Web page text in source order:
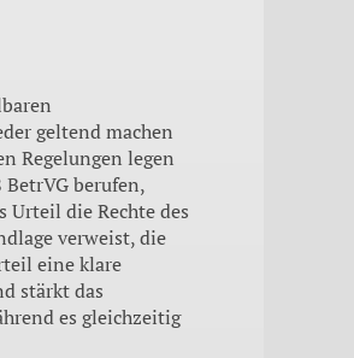
geltend machen
Regelungen legen
berufen,
Urteil die Rechte des
verweist, die
eine klare
stärkt das
es gleichzeitig